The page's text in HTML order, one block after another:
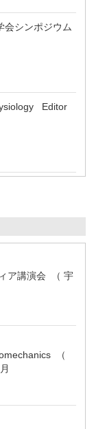
シンポジウム
Editor
ア講演会 （ 宇
（